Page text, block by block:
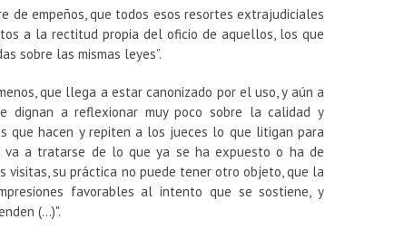
de empeños, que todos esos resortes extrajudiciales
a la rectitud propia del oficio de aquellos, los que
sobre las mismas leyes”.
que llega a estar canonizado por el uso, y aún a
dignan a reflexionar muy poco sobre la calidad y
que hacen y repiten a los jueces lo que litigan para
va a tratarse de lo que ya se ha expuesto o ha de
visitas, su práctica no puede tener otro objeto, que la
favorables al intento que se sostiene, y
(…)".